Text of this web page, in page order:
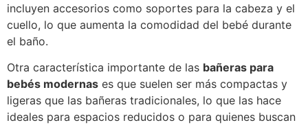
incluyen accesorios como soportes para la cabeza y el
cuello, lo que aumenta la comodidad del bebé durante
el baño.
Otra característica importante de las bañeras para
bebés modernas es que suelen ser más compactas y
ligeras que las bañeras tradicionales, lo que las hace
ideales para espacios reducidos o para quienes buscan